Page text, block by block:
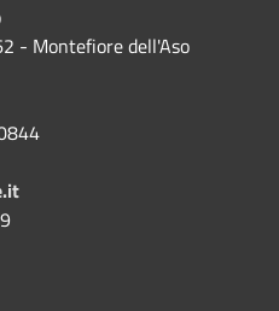
- Montefiore dell'Aso